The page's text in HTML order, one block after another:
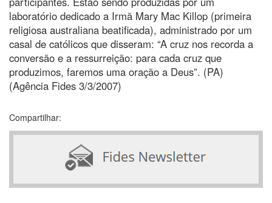
laboratório dedicado a Irmã Mary Mac Killop (primeira
religiosa australiana beatificada), administrado por um
casal de católicos que disseram: “A cruz nos recorda a
conversão e a ressurreição: para cada cruz que
produzimos, faremos uma oração a Deus”. (PA)
(Agência Fides 3/3/2007)
Compartilhar: